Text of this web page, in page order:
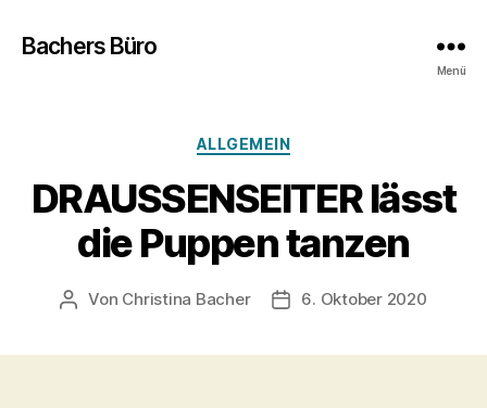
Bachers Büro
Menü
Kategorien
ALLGEMEIN
DRAUSSENSEITER lässt
die Puppen tanzen
Beitragsautor
Von Christina Bacher Veröffentlichungsdatum
6. Oktober 2020